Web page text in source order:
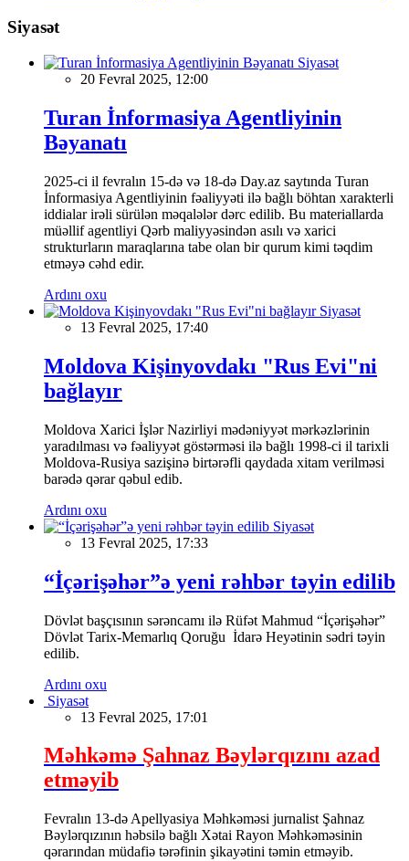
Siyasət
Siyasət
20 Fevral 2025, 12:00
Turan İnformasiya Agentliyinin
Bəyanatı
2025-ci il fevralın 15-də və 18-də Day.az saytında Turan
İnformasiya Agentliyinin fəaliyyəti ilə bağlı böhtan xarakterli
iddialar irəli sürülən məqalələr dərc edilib. Bu materiallarda
müəllif agentliyi Qərb maliyyəsindən asılı və xarici
strukturların maraqlarına tabe olan bir qurum kimi təqdim
etməyə cəhd edir.
Ardını oxu
Siyasət
13 Fevral 2025, 17:40
Moldova Kişinyovdakı "Rus Evi"ni
bağlayır
Moldova Xarici İşlər Nazirliyi mədəniyyət mərkəzlərinin
yaradılması və fəaliyyət göstərməsi ilə bağlı 1998-ci il tarixli
Moldova-Rusiya sazişinə birtərəfli qaydada xitam verilməsi
barədə qərar qəbul edib.
Ardını oxu
Siyasət
13 Fevral 2025, 17:33
“İçərişəhər”ə yeni rəhbər təyin edilib
Dövlət başçısının sərəncamı ilə Rüfət Mahmud “İçərişəhər”
Dövlət Tarix-Memarlıq Qoruğu İdarə Heyətinin sədri təyin
edilib.
Ardını oxu
Siyasət
13 Fevral 2025, 17:01
Məhkəmə Şahnaz Bəylərqızını azad
etməyib
Fevralın 13-də Apellyasiya Məhkəməsi jurnalist Şahnaz
Bəylərqızının həbsilə bağlı Xətai Rayon Məhkəməsinin
qərarından müdafiə tərəfinin şikayətini təmin etməyib.